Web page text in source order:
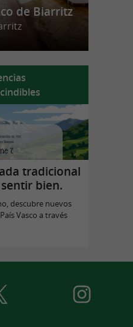
de Biarritz
tradicional
bien.
descubre nuevos
Vasco a través